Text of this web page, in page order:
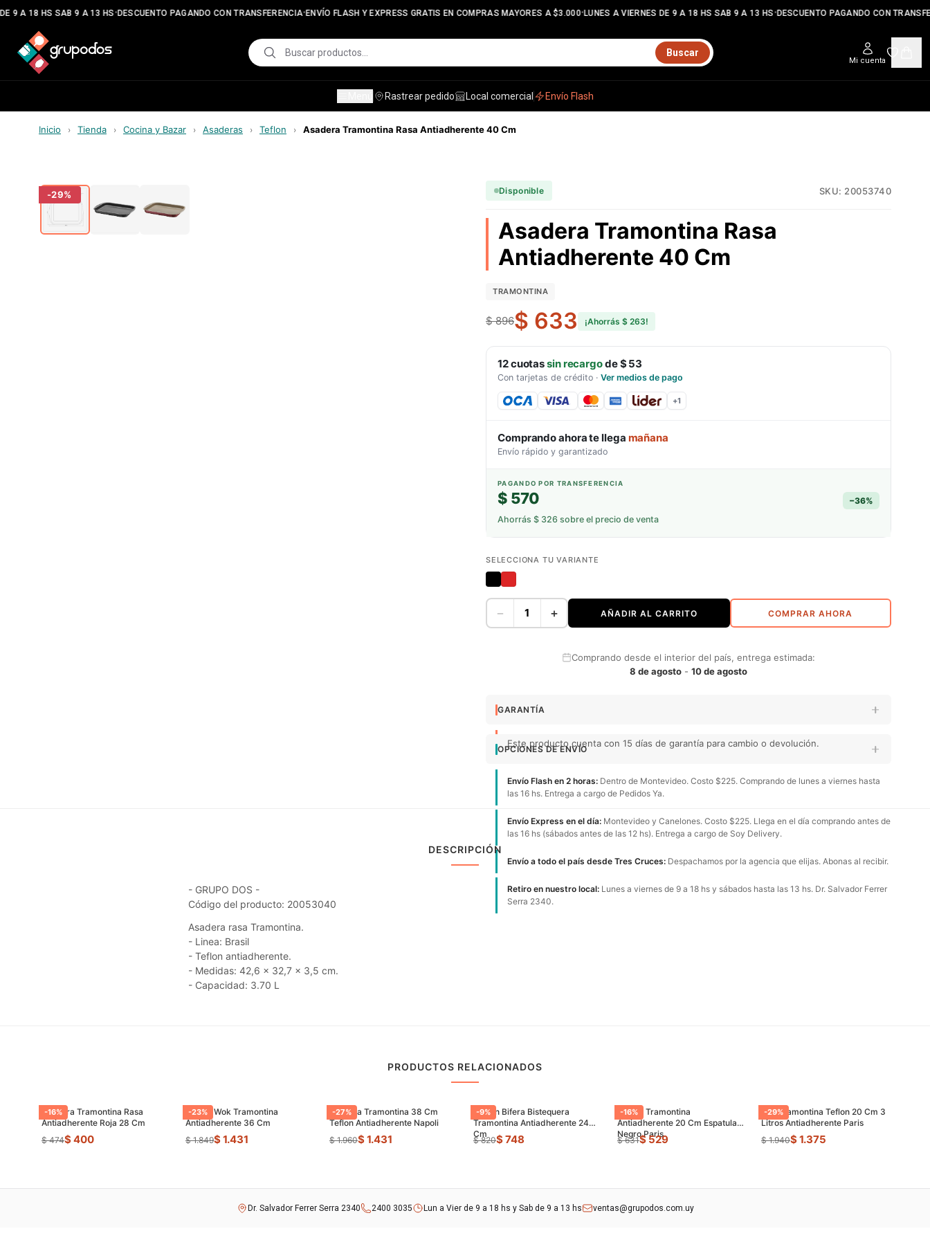
9 A 18 HS SAB 9 A 13 HS•DESCUENTO PAGANDO CON TRANSFERENCIA•ENVÍO FLASH Y EXPRESS GRATIS EN COMPRAS MAYORES A $3.000•LUNES A VIERNES DE 9 A 18 HS SAB 9 A 13 HS•DESCUENTO PAGANDO CON
Buscar
Mi cuenta
Rastrear pedido Local comercial Envío Flash
Inicio › Tienda › Cocina y Bazar › Asaderas › Teflon › Asadera Tramontina Rasa Antiadherente 40 Cm
-29% Disponible SKU: 20053740
Asadera Tramontina Rasa
Antiadherente 40 Cm
TRAMONTINA
$ 896$ 633 ¡Ahorrás $ 263!
12cuotassin recargode$ 53
Con tarjetas de crédito · Ver medios de pago
+1
Comprando ahora te llega mañana
Envío rápido y garantizado
PAGANDO POR TRANSFERENCIA
$ 570 −36%
Ahorrás $ 326 sobre el precio de venta
SELECCIONA TU VARIANTE
− + AÑADIR AL CARRITO COMPRAR AHORA
Comprando desde el interior del país, entrega estimada:
8 de agosto - 10 de agosto
GARANTÍA
Este producto cuenta con 15 días de garantía para cambio o devolución.
OPCIONES DE ENVÍO
Envío Flash en 2 horas: Dentro de Montevideo. Costo $225. Comprando de lunes a viernes hasta
las 16 hs. Entrega a cargo de Pedidos Ya.
Envío Express en el día: Montevideo y Canelones. Costo $225. Llega en el día comprando antes de
las 16 hs (sábados antes de las 12 hs). Entrega a cargo de Soy Delivery.
Envío a todo el país desde Tres Cruces: Despachamos por la agencia que elijas. Abonas al recibir.
Retiro en nuestro local: Lunes a viernes de 9 a 18 hs y sábados hasta las 13 hs. Dr. Salvador Ferrer
Serra 2340.
DESCRIPCIÓN
- GRUPO DOS -
Código del producto: 20053040
Asadera rasa Tramontina.
- Linea: Brasil
- Teflon antiadherente.
- Medidas: 42,6 x 32,7 x 3,5 cm.
- Capacidad: 3.70 L
PRODUCTOS RELACIONADOS
-16%
Asadera Tramontina Rasa
Antiadherente Roja 28 Cm
$ 474$ 400
-23%
Sarten Wok Tramontina
Antiadherente 36 Cm
$ 1.849$ 1.431
-27%
Paellera Tramontina 38 Cm
Teflon Antiadherente Napoli
$ 1.960$ 1.431
-9%
Sarten Bifera Bistequera
Tramontina Antiadherente 24
Cm
$ 820$ 748
-16%
Sarten Tramontina
Antiadherente 20 Cm Espatula
Negro Paris
$ 631$ 529
-29%
Olla Tramontina Teflon 20 Cm 3
Litros Antiadherente Paris
$ 1.940$ 1.375
Dr. Salvador Ferrer Serra 2340 2400 3035 Lun a Vier de 9 a 18 hs y Sab de 9 a 13 hs ventas@grupodos.com.uy